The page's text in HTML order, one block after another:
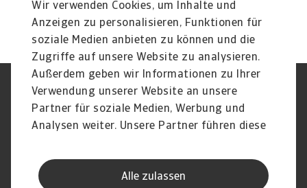
Wir verwenden Cookies, um Inhalte und
Anzeigen zu personalisieren, Funktionen für
soziale Medien anbieten zu können und die
Zugriffe auf unsere Website zu analysieren.
Außerdem geben wir Informationen zu Ihrer
Verwendung unserer Website an unsere
Partner für soziale Medien, Werbung und
Analysen weiter. Unsere Partner führen diese
Daten zusammen, die Sie ihnen bereitgestellt
haben oder die sie im Rahmen Ihrer Nutzung
Alle zulassen
Impressum
Legal Notice
Datenschutz
Speak Up channels
DSGVO
Cookie Informationen
Kontakt
Karriere
Disclaimer